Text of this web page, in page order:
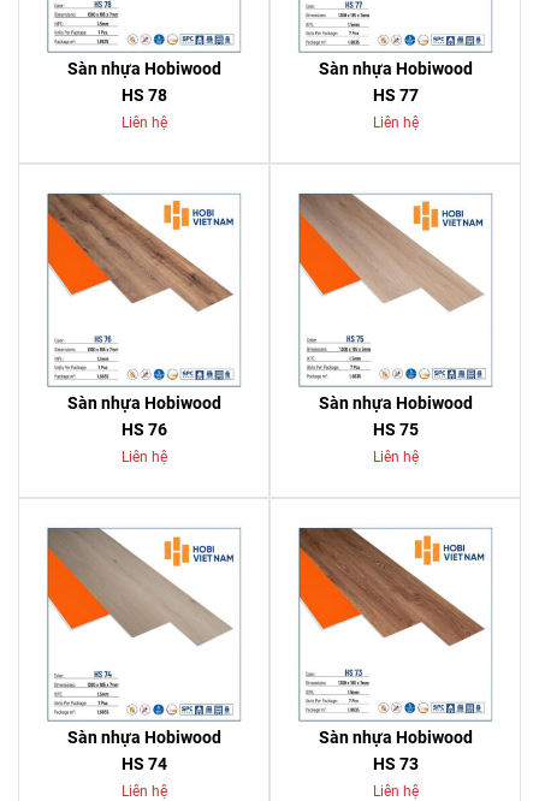
Sàn nhựa Hobiwood
HS 78
Liên hệ
Sàn nhựa Hobiwood
HS 77
Liên hệ
Sàn nhựa Hobiwood
HS 76
Liên hệ
Sàn nhựa Hobiwood
HS 75
Liên hệ
Sàn nhựa Hobiwood
HS 74
Liên hệ
Sàn nhựa Hobiwood
HS 73
Liên hệ